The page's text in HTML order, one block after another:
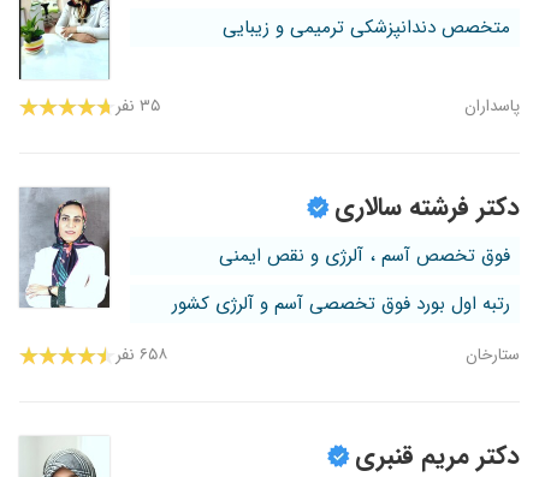
متخصص دندانپزشکی ترمیمی و زیبایی
پاسداران ۳۵ نفر
دکتر فرشته سالاری
فوق تخصص آسم ، آلرژی و نقص ایمنی
رتبه اول بورد فوق تخصصی آسم و آلرژی کشور
ستارخان ۶۵۸ نفر
دکتر مریم قنبری